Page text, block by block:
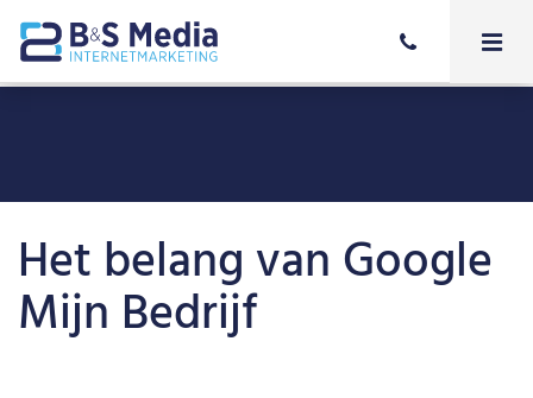
Het belang van Google
Mijn Bedrijf